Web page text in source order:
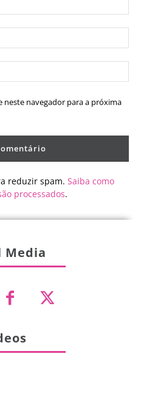
neste navegador para a próxima
reduzir spam. Saiba como
processados.
Media